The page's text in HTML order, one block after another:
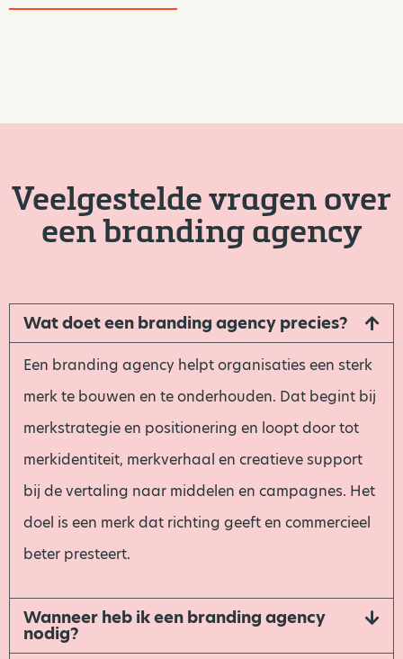
Veelgestelde vragen over
een branding agency
Wat doet een branding agency precies?
Een branding agency helpt organisaties een sterk
merk te bouwen en te onderhouden. Dat begint bij
merkstrategie en positionering en loopt door tot
merkidentiteit, merkverhaal en creatieve support
bij de vertaling naar middelen en campagnes. Het
doel is een merk dat richting geeft en commercieel
beter presteert.
Wanneer heb ik een branding agency
nodig?